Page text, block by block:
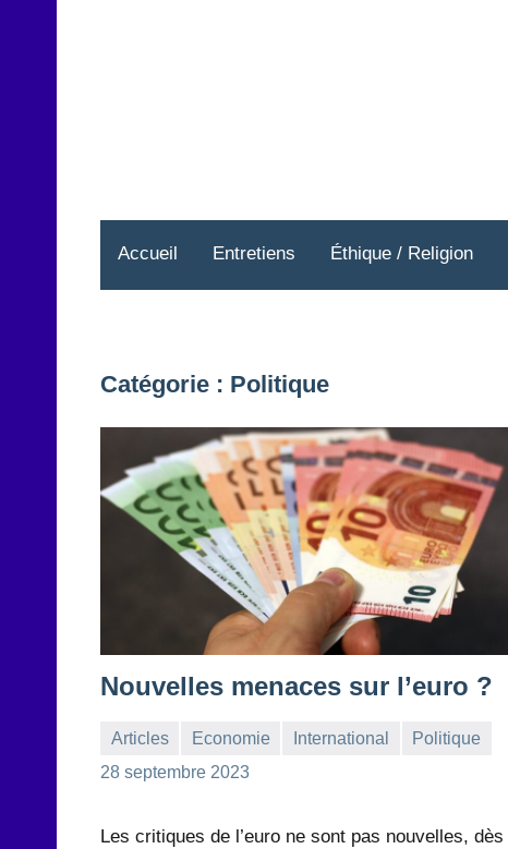
Accueil Entretiens Éthique / Religion
Catégorie : Politique
Nouvelles menaces sur l’euro ?
Articles Economie International
Politique
28 septembre 2023
la
Aucun
Les critiques de l’euro ne sont pas nouvelles, dès